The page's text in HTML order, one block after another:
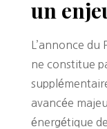
un
L’annonce
ne constitue
avancée
énergétique